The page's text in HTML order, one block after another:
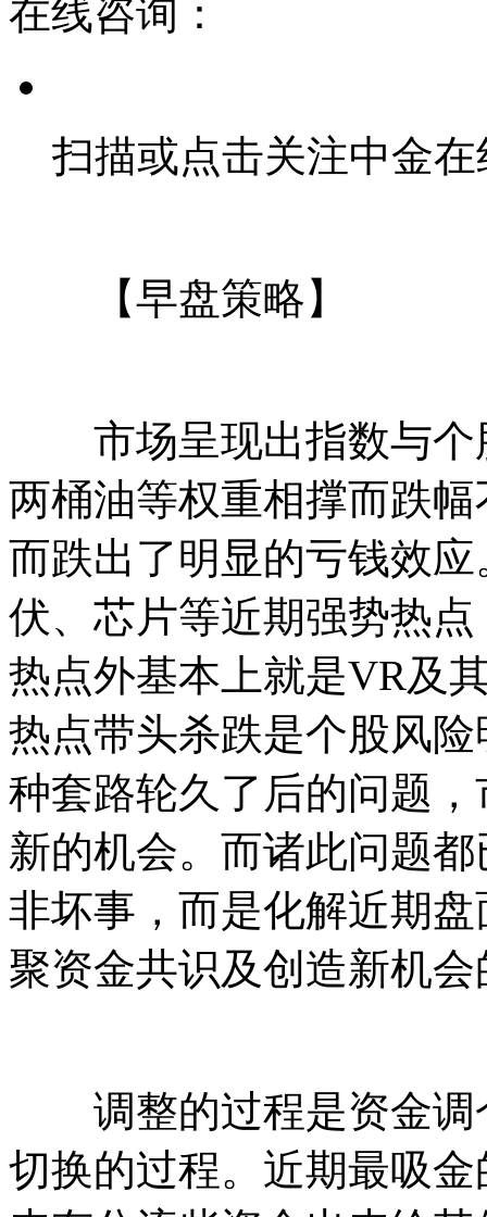
在线咨询：
扫描或点击关注中金
【早盘策略】
市场呈现出指数与个
两桶油等权重相撑而跌
而跌出了明显的亏钱效
伏、芯片等近期强势热
热点外基本上就是VR及
热点带头杀跌是个股风
种套路轮久了后的问题
新的机会。而诸此问题
非坏事，而是化解近期
聚资金共识及创造新机
调整的过程是资金调
切换的过程。近期最吸